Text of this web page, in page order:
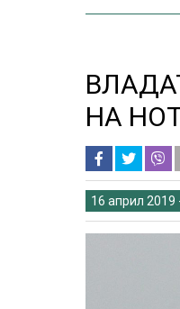
НА
16 април 2019